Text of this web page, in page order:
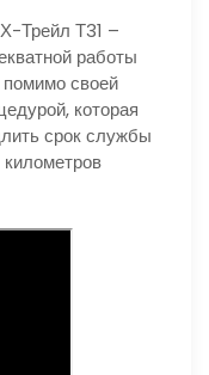
Трейл Т31 –
работы
своей
которая
срок службы